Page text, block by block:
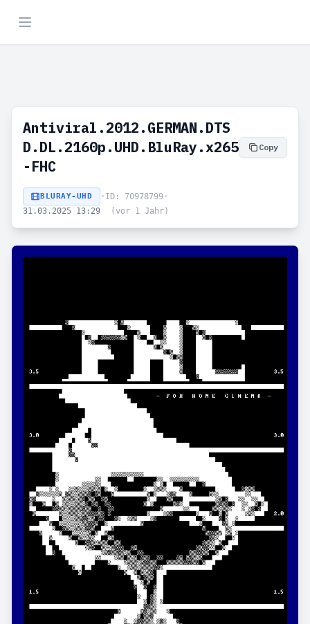
Antiviral.2012.GERMAN.DTS
D.DL.2160p.UHD.BluRay.x265
-FHC
Copy
BLURAY-UHD • ID: 70978799•
31.03.2025 13:29
(vor 1 Jahr)